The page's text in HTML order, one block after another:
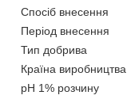
Спосіб внесення
Період внесення
Тип добрива
Країна виробництва
pH 1% розчину